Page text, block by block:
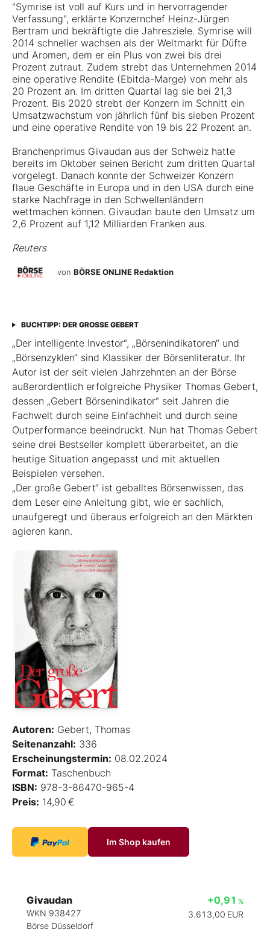
"Symrise ist voll auf Kurs und in hervorragender
Verfassung", erklärte Konzernchef Heinz-Jürgen
Bertram und bekräftigte die Jahresziele. Symrise will
2014 schneller wachsen als der Weltmarkt für Düfte
und Aromen, dem er ein Plus von zwei bis drei
Prozent zutraut. Zudem strebt das Unternehmen 2014
eine operative Rendite (Ebitda-Marge) von mehr als
20 Prozent an. Im dritten Quartal lag sie bei 21,3
Prozent. Bis 2020 strebt der Konzern im Schnitt ein
Umsatzwachstum von jährlich fünf bis sieben Prozent
und eine operative Rendite von 19 bis 22 Prozent an.
Branchenprimus Givaudan aus der Schweiz hatte
bereits im Oktober seinen Bericht zum dritten Quartal
vorgelegt. Danach konnte der Schweizer Konzern
flaue Geschäfte in Europa und in den USA durch eine
starke Nachfrage in den Schwellenländern
wettmachen können. Givaudan baute den Umsatz um
2,6 Prozent auf 1,12 Milliarden Franken aus.
Reuters
von BÖRSE ONLINE Redaktion
BUCHTIPP: DER GROSSE GEBERT
„Der intelligente Investor“, „Börsenindikatoren“ und
„Börsenzyklen“ sind Klassiker der Börsen­literatur. Ihr
Autor ist der seit vielen Jahrzehnten an der Börse
außerordentlich erfolgreiche Physiker Thomas Gebert,
dessen „Gebert Börsenindikator“ seit Jahren die
Fachwelt durch seine Einfachheit und durch seine
Outperformance beeindruckt. Nun hat Thomas Gebert
seine drei Best­seller komplett überarbeitet, an die
heutige ­Situation angepasst und mit aktuellen
Beispielen ver­sehen.
„Der große Gebert“ ist geballtes Börsenwissen, das
dem Leser eine Anleitung gibt, wie er sachlich,
unaufgeregt und überaus erfolgreich an den Märkten
agieren kann.
Autoren: Gebert, Thomas
Seitenanzahl: 336
Erscheinungstermin: 08.02.2024
Format: Taschenbuch
ISBN: 978-3-86470-965-4
Preis: 14,90 €
Im Shop kaufen
Givaudan
WKN 938427
Börse Düsseldorf
+0,91 %
3.613,00 EUR